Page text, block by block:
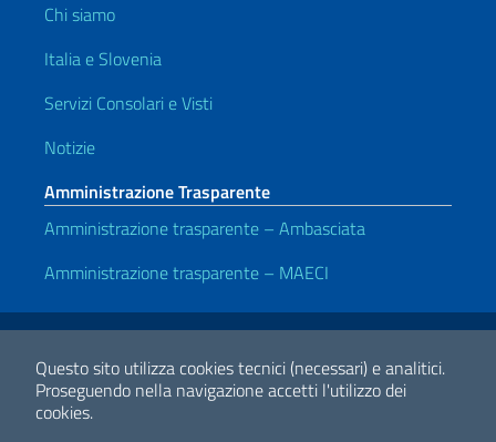
Questo sito utilizza cookies tecnici (necessari) e analitici.
Proseguendo nella navigazione accetti l'utilizzo dei
cookies.
Chi siamo
Italia e Slovenia
Servizi Consolari e Visti
Notizie
Amministrazione Trasparente
Amministrazione trasparente – Ambasciata
Amministrazione trasparente – MAECI
Link Utili